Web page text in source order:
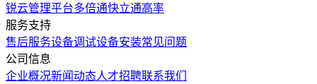
锐云管理平台多倍通快立通高率
服务支持
售后服务设备调试设备安装常见问题
公司信息
企业概况新闻动态人才招聘联系我们